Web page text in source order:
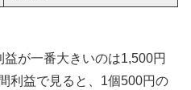
が一番大きいのは1,500円
利益で見ると、1個500円の